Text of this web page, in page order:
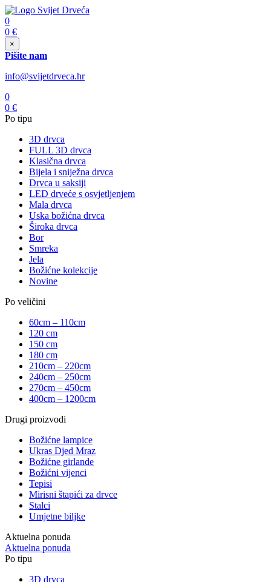
0
0 €
×
Pišite nam
info@svijetdrveca.hr
0
0 €
Po tipu
3D drvca
FULL 3D drvca
Klasična drvca
Bijela i sniježna drvca
Drvca u saksiji
LED drveće s osvjetljenjem
Mala drvca
Uska božićna drvca
Široka drvca
Bor
Smreka
Jela
Božićne kolekcije
Novine
Po veličini
60cm – 110cm
120 cm
150 cm
180 cm
210cm – 220cm
240cm – 250cm
270cm – 450cm
400cm – 1200cm
Drugi proizvodi
Božićne lampice
Ukras Djed Mraz
Božićne girlande
Božićni vijenci
Tepisi
Mirisni štapići za drvce
Stalci
Umjetne biljke
Aktuelna ponuda
Aktuelna ponuda
Po tipu
3D drvca